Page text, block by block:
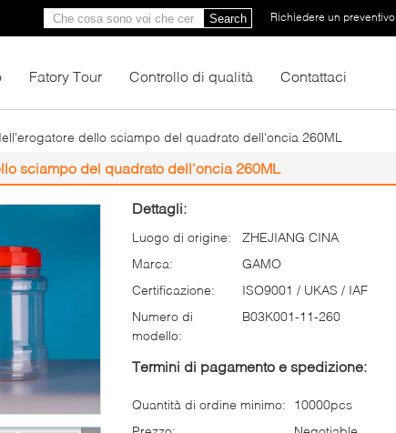
Richiedere un preventivo
Search
Fatory Tour Controllo di qualità Contattaci
dello sciampo del quadrato dell'oncia 260ML
sciampo del quadrato dell'oncia 260ML
Dettagli:
Luogo di origine:
ZHEJIANG CINA
Marca:
GAMO
Certificazione:
ISO9001 / UKAS / IAF
Numero di
modello:
B03K001-11-260
Termini di pagamento e spedizione:
Quantità di ordine minimo:
10000pcs